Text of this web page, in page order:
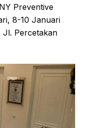
Preventive
8-10 Januari
Jl. Percetakan